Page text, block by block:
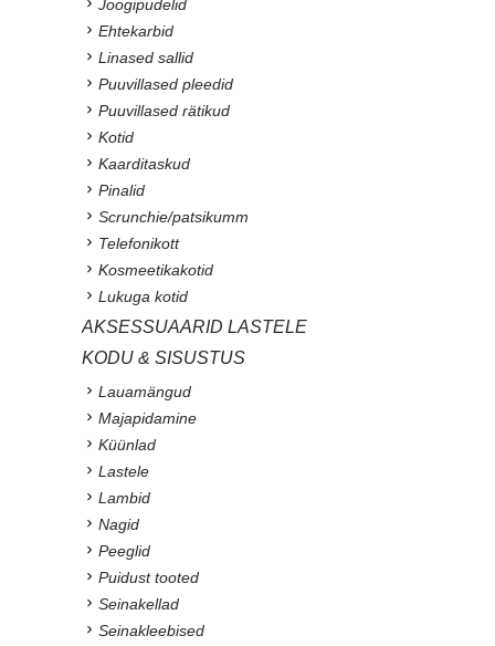
Joogipudelid
Ehtekarbid
Linased sallid
Puuvillased pleedid
Puuvillased rätikud
Kotid
Kaarditaskud
Pinalid
Scrunchie/patsikumm
Telefonikott
Kosmeetikakotid
Lukuga kotid
AKSESSUAARID LASTELE
KODU & SISUSTUS
Lauamängud
Majapidamine
Küünlad
Lastele
Lambid
Nagid
Peeglid
Puidust tooted
Seinakellad
Seinakleebised